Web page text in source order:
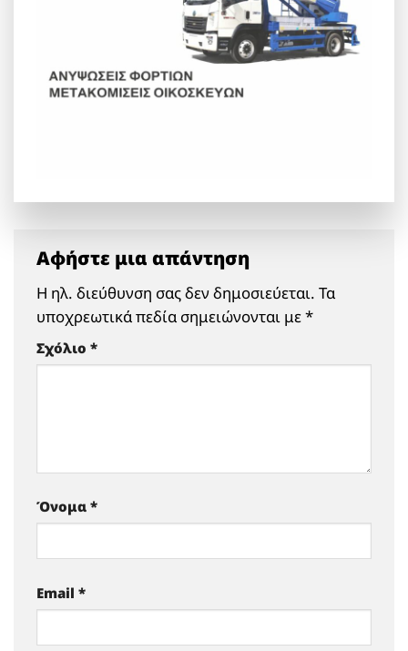
Αφήστε μια απάντηση
Η ηλ. διεύθυνση σας δεν δημοσιεύεται. Τα
υποχρεωτικά πεδία σημειώνονται με*
Σχόλιο *
Όνομα *
Email *